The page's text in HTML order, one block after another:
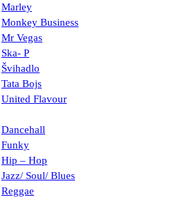
Marley
Monkey Business
Mr Vegas
Ska- P
Švihadlo
Tata Bojs
United Flavour
Dancehall
Funky
Hip – Hop
Jazz/ Soul/ Blues
Reggae